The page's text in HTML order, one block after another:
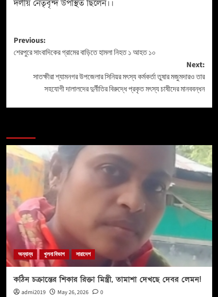
দলীয় নেতৃবৃন্দ উপস্থিত ছিলেন।।
Previous:
শেরপুরে সাংবাদিকের গ্রামের বাড়িতে হামলা নিহত ১ আহত ১০
Next:
সাতক্ষীরা শ্যামনগর উপজেলার সিনিয়র মৎস্য কর্মকর্তা তুষার মজুমদারও তার
সহযোগী দালালদের দুর্নীতির বিরুদ্ধে প্রকৃত মৎস্য চাষীদের মানববন্ধন
অন্যান্য খুলনা বিভাগ সারাদেশ
কঠিন চক্রান্তের শিকার রিক্তা মিস্ত্রী, তামাশা দেখছে দেবর লেমন!
admi2019 May 26, 2026 0